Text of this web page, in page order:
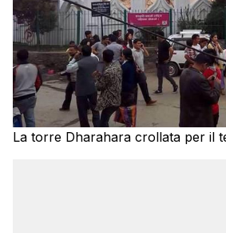
La torre Dharahara crollata per il